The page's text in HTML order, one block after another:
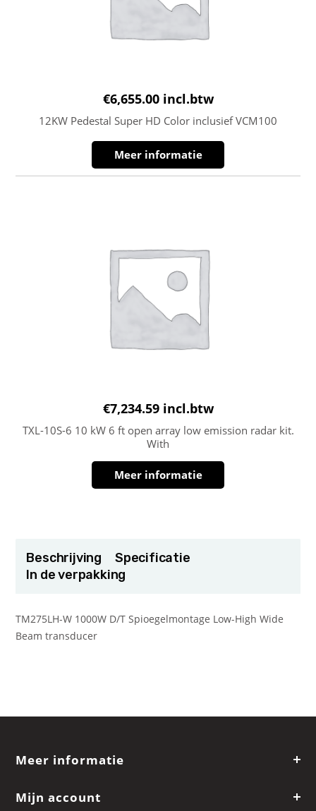
€6,655.00 incl.btw
12KW Pedestal Super HD Color inclusief VCM100
Meer informatie
€7,234.59 incl.btw
TXL-10S-6 10 kW 6 ft open array low emission radar kit.
With
Meer informatie
Beschrijving
Specificatie
In de verpakking
TM275LH-W 1000W D/T Spioegelmontage Low-High Wide
Beam transducer
Meer informatie
Mijn account